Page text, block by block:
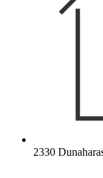
2330